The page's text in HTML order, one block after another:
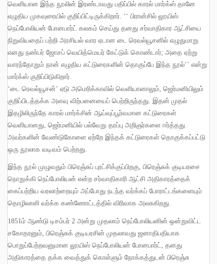
வெளியான இந்த நூலின் இரண்டாவது பதிப்பில் காரல் மார்க்ஸ் தானே
எழுதிய முகவுரையில் குறிப்பிட்டிருக்கிறார். ‘‘ பிரான்சில் லூயிஸ்
நெப்போலியன் போனபார்ட் கலகம் செய்து தனது சர்வாதிகார ஆட்சியை
நிறுவியதைப் பற்றி அரசியல் வார ஏடான டை ரெவல்யூசனில் எழுதுமாறு
எனது நண்பர் ஜோசப் வெயித்மெயர் கேட்டுக் கொண்டார்; அதை ஏற்று
வாரந்தோறும் நான் எழுதிய கட்டுரைகளின் தொகுப்பே இந்த நூல்’’ என்று
மார்க்ஸ் குறிப்பிடுகிறார்.
‘டை ரெவல்யூசன்’ ஏடு அமெரிக்காவில் வெளியானாலும், ஜெர்மனியிலும்
குறிப்பிடத்தக்க அளவு விற்பனையைப் பெற்றிருந்தது. இதன் முதல்
இதழிலிருந்தே காரல் மார்க்சின் ஆய்வுப்பூர்வமான கட்டுரைகள்
வெளியானது, ஜெர்மனியில் பல்வேறு தரப்பு அறிஞர்களை ஈர்த்தது.
அவர்களின் வேண்டுகோளை ஏற்றே இந்தக் கட்டுரைகள் தொகுக்கப்பட்டு
ஒரு நூலாக வடிவம் பெற்றது.
இந்த நூல் முழுவதும் பிரெஞ்சுப் புரட்சிக்குப்பிறகு, பிரெஞ்சுக் குடியரசை
நொறுக்கி நெப்போலியன் என்ற சர்வாதிகாரி ஆட்சி அதிகாரத்தைக்
கைப்பற்றிய வரலாற்றையும் அப்போது நடந்த வர்க்கப் போராட்டங்களையும்
தொழிலாளி வர்க்க கண்ணோட்டத்தில் விரிவாக அலசுகிறது.
1851ம் ஆண்டு டிசம்பர் 2 அன்று முதலாம் நெப்போலியனின் ஒன்றுவிட்ட
சகோதரனும் பிரெஞ்சுக் குடியரசின் முதலாவது ஜனாதிபதியாக
பொறுப்பேற்றவனுமான லூயிஸ் நெப்போலியன் போனபார்ட்
தனது
அதிகாரத்தை தக்க வைத்துக் கொள்ளும் நோக்கத்துடன் பிரெஞ்சு